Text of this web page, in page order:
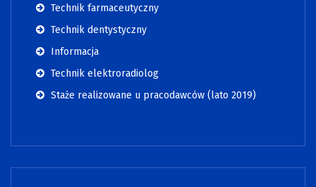
Technik farmaceutyczny
Technik dentystyczny
Informacja
Technik elektroradiolog
Staże realizowane u pracodawców (lato 2019)